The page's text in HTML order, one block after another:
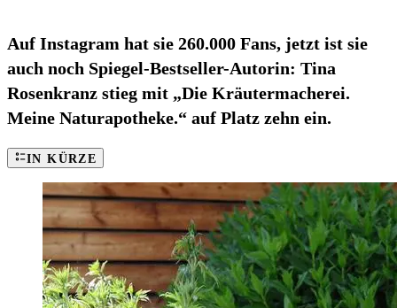
Auf Instagram hat sie 260.000 Fans, jetzt ist sie
auch noch Spiegel-Bestseller-Autorin: Tina
Rosenkranz stieg mit „Die Kräutermacherei.
Meine Naturapotheke.“ auf Platz zehn ein.
IN KÜRZE